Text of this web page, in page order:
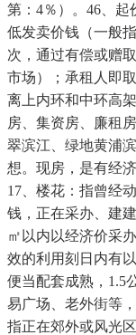
第：4％）。46、起
低发卖价钱（一般
次，通过有偿或赠
市场）；承租人即
离上内环和中环高
房、集资房、廉租
翠滨江、绿地黄浦
想。现房，是有经
17、楼花：指曾经
钱，正在采办、建
㎡以内以经济价采
效的利用刻日内有
便当配套成熟，1.5
易广场、老外街等
指正在郊外或风光